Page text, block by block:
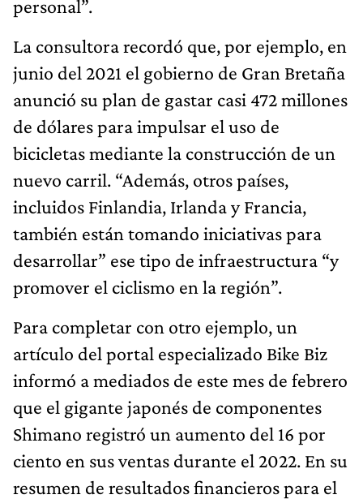
personal”.
La consultora recordó que, por ejemplo, en
junio del 2021 el gobierno de Gran Bretaña
anunció su plan de gastar casi 472 millones
de dólares para impulsar el uso de
bicicletas mediante la construcción de un
nuevo carril. “Además, otros países,
incluidos Finlandia, Irlanda y Francia,
también están tomando iniciativas para
desarrollar” ese tipo de infraestructura “y
promover el ciclismo en la región”.
Para completar con otro ejemplo, un
artículo del portal especializado Bike Biz
informó a mediados de este mes de febrero
que el gigante japonés de componentes
Shimano registró un aumento del 16 por
ciento en sus ventas durante el 2022. En su
resumen de resultados financieros para el